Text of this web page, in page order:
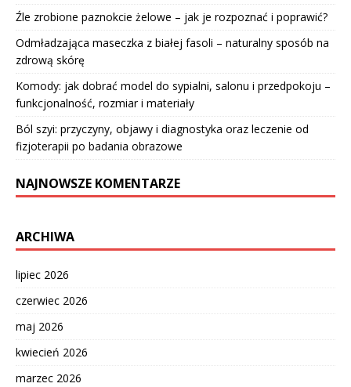
Źle zrobione paznokcie żelowe – jak je rozpoznać i poprawić?
Odmładzająca maseczka z białej fasoli – naturalny sposób na
zdrową skórę
Komody: jak dobrać model do sypialni, salonu i przedpokoju –
funkcjonalność, rozmiar i materiały
Ból szyi: przyczyny, objawy i diagnostyka oraz leczenie od
fizjoterapii po badania obrazowe
NAJNOWSZE KOMENTARZE
ARCHIWA
lipiec 2026
czerwiec 2026
maj 2026
kwiecień 2026
marzec 2026